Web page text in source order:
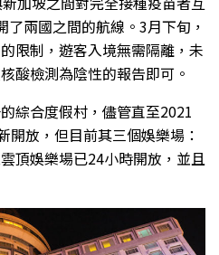
兩國之間的航線。3月下旬，
限制，遊客入境無需隔離，未
酸檢測為陰性的報告即可。
綜合度假村，儘管直至2021
開放，但目前其三個娛樂場：
頂娛樂場已24小時開放，並且